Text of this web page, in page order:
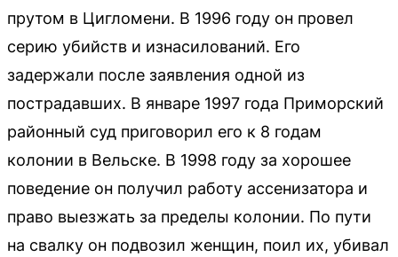
прутом в Цигломени. В 1996 году он провел
серию убийств и изнасилований. Его
задержали после заявления одной из
пострадавших. В январе 1997 года Приморский
районный суд приговорил его к 8 годам
колонии в Вельске. В 1998 году за хорошее
поведение он получил работу ассенизатора и
право выезжать за пределы колонии. По пути
на свалку он подвозил женщин, поил их, убивал